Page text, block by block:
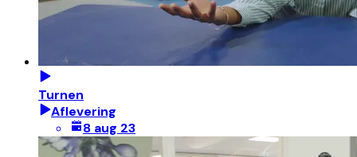
Turnen
Aflevering
8 aug 23